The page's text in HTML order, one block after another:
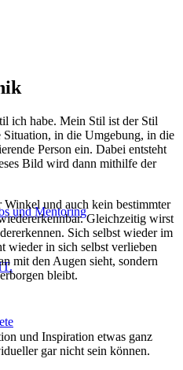
und Mentoring
ich habe. Mein Stil ist der Stil
in die Umgebung, in die
Person ein. Dabei entsteht
Bild wird dann mithilfe der
und auch kein bestimmter
Gleichzeitig wirst
Sich selbst wieder im
wieder in sich selbst verlieben
mit den Augen sieht, sondern
bleibt.
und Inspiration etwas ganz
gar nicht sein können.